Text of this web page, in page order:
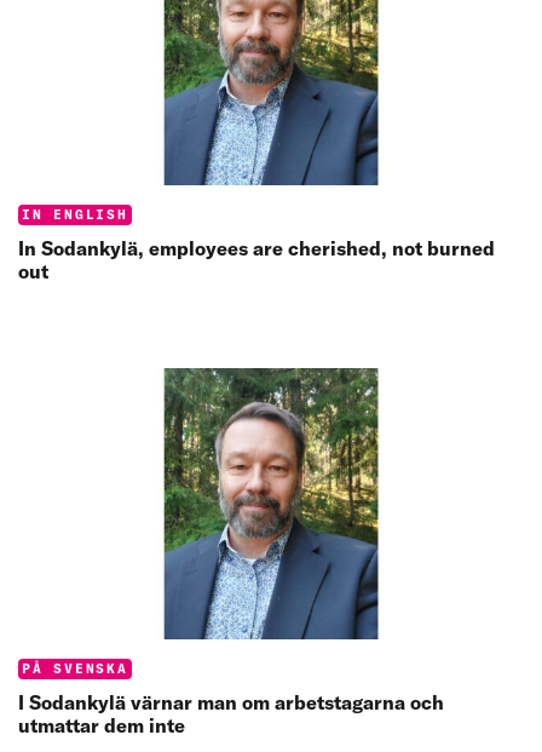
Categories:
IN ENGLISH
In Sodankylä, employees are cherished, not burned
out
Categories:
PÅ SVENSKA
I Sodankylä värnar man om arbetstagarna och
utmattar dem inte